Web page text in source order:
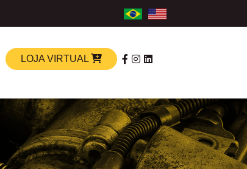
LOJA VIRTUAL